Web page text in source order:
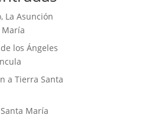
La Asunción
María
los Ángeles
a Tierra Santa
María